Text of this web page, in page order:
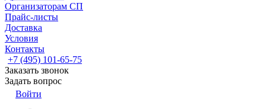
Организаторам СП
Прайс-листы
Доставка
Условия
Контакты
+7 (495) 101-65-75
Заказать звонок
Задать вопрос
Войти